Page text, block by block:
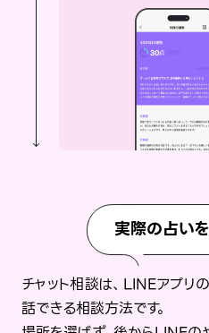
実際の占い
チャット相談は、LINEアプ
話できる相談方法です。